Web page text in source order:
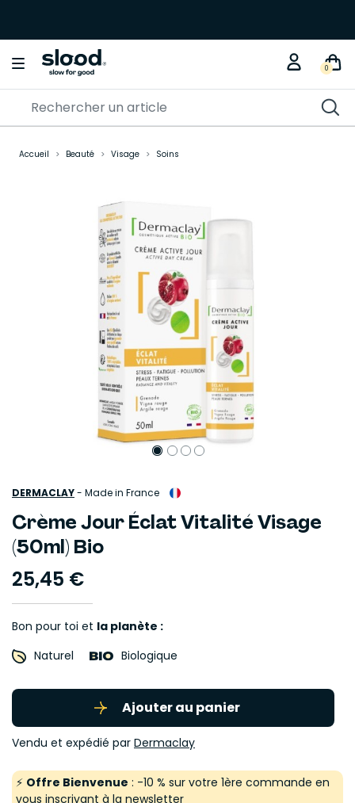
0
Accueil Beauté Visage Soins
DERMACLAY- Made in France
Crème Jour Éclat Vitalité Visage
(50ml) Bio
25,45 €
Bon pour toi et la planète :
Naturel
Biologique
Ajouter au panier
Vendu et expédié par Dermaclay
⚡ Offre Bienvenue : -10 % sur votre 1ère commande en
vous inscrivant à la newsletter